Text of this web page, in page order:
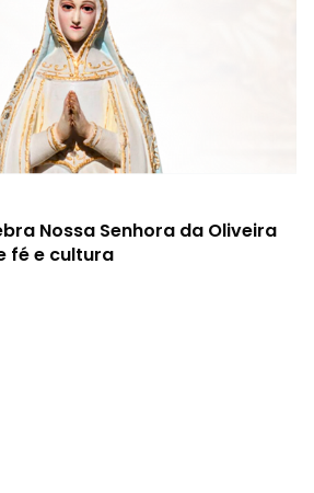
Nossa Senhora da Oliveira
fé e cultura